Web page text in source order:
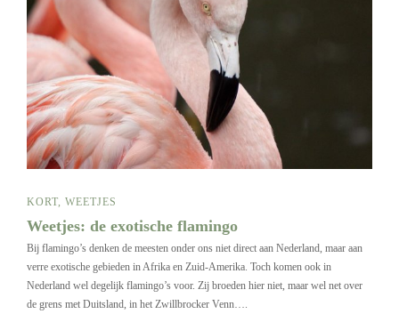
KORT, WEETJES
Weetjes: de exotische flamingo
Bij flamingo’s denken de meesten onder ons niet direct aan Nederland, maar aan
verre exotische gebieden in Afrika en Zuid-Amerika. Toch komen ook in
Nederland wel degelijk flamingo’s voor. Zij broeden hier niet, maar wel net over
de grens met Duitsland, in het Zwillbrocker Venn….